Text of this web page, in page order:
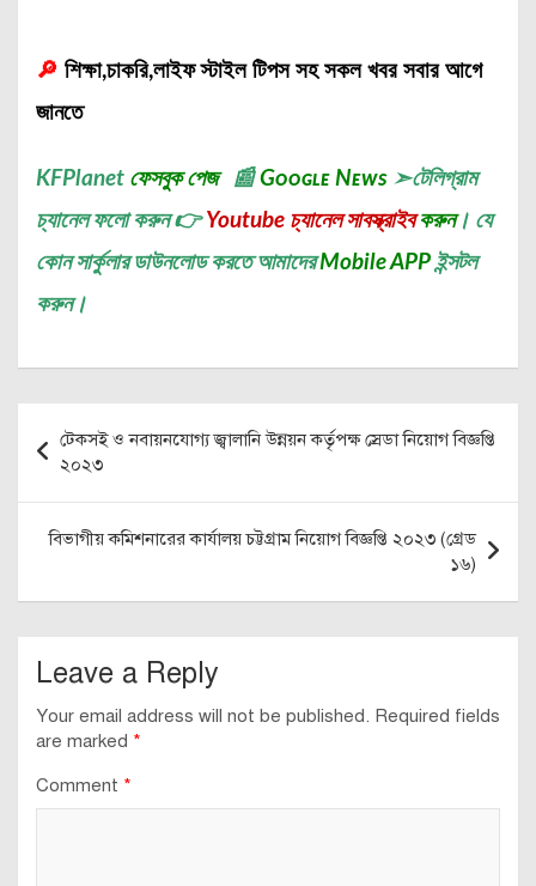
🔎 শিক্ষা,চাকরি,লাইফ স্টাইল টিপস সহ সকল খবর সবার আগে
জানতে
KFPlanet ফেসবুক পেজ📰 Gᴏᴏɢʟᴇ Nᴇᴡs ➣টেলিগ্রাম
চ্যানেলফলো করুন 👉Youtube চ্যানেল সাবস্ক্রাইবকরুন। যে
কোন সার্কুলার ডাউনলোড করতে আমাদেরMobile APPইন্সটল
করুন।
Post
navigation
টেকসই ও নবায়নযোগ্য জ্বালানি উন্নয়ন কর্তৃপক্ষ স্রেডা নিয়োগ বিজ্ঞপ্তি
২০২৩
বিভাগীয় কমিশনারের কার্যালয় চট্টগ্রাম নিয়োগ বিজ্ঞপ্তি ২০২৩ (গ্রেড
১৬)
Leave a Reply
Your email address will not be published. Required fields
are marked *
Comment *